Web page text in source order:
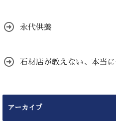
永代供養
石材店が教えない、本当
アーカイブ